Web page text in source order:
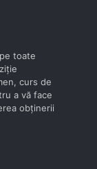
toate
curs de
a vă face
obţinerii